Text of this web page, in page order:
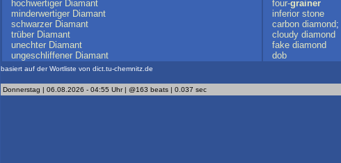
hochwertiger Diamant
minderwertiger Diamant
schwarzer Diamant
trüber Diamant
unechter Diamant
ungeschliffener Diamant
four-grainer
inferior stone
carbon diamond;
cloudy diamond
fake diamond
dob
basiert auf der Wortliste von dict.tu-chemnitz.de
Donnerstag | 06.08.2026 - 04:55 Uhr | @163 beats | 0.037 sec